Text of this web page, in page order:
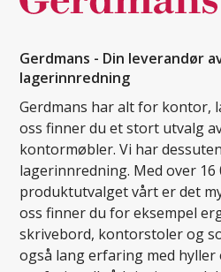
Gerdmans - Din leverandør
lagerinnredning
Gerdmans har alt for kontor,
oss finner du et stort utvalg
kontormøbler. Vi har
lagerinnredning. Med over 16
produktutvalget vårt er det
oss finner du for eksempel
skrivebord, kontorstoler og
også lang erfaring med hyller